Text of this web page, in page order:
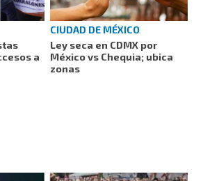
a
CIUDAD DE MÉXICO
Ley seca en CDMX por
México vs Chequia; ubica
zonas